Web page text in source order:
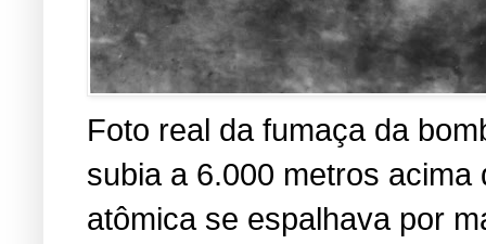
Foto real da fumaça da
subia a 6.000 metros
atômica se espalhava por